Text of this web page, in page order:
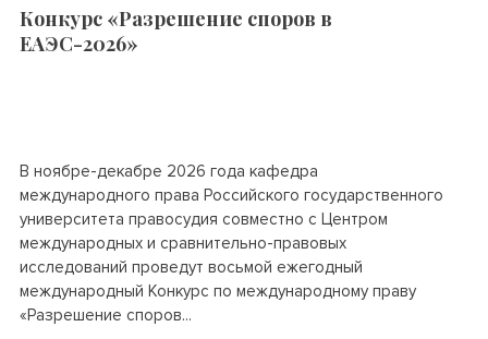
Конкурс «Разрешение споров в
ЕАЭС-2026»
В ноябре-декабре 2026 года кафедра
международного права Российского государственного
университета правосудия совместно с Центром
международных и сравнительно-правовых
исследований проведут восьмой ежегодный
международный Конкурс по международному праву
«Разрешение споров...